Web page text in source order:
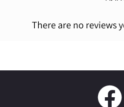
There are no reviews